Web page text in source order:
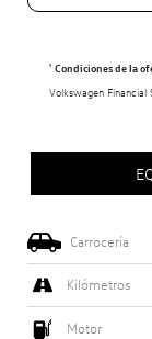
¹ Condiciones de la
Volkswagen Financial
Carrocería
Kilómetros
Motor